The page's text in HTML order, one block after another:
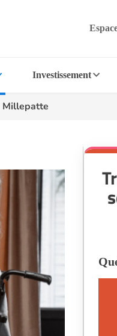
Investissement
Millepatte